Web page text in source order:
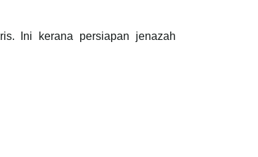
Ini kerana persiapan jenazah